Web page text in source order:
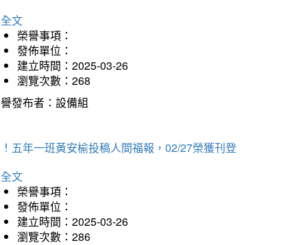
文
榮譽事項：
發佈單位：
建立時間：2025-03-26
瀏覽次數：268
發布者：設備組
五年一班黃安榆投稿人間福報，02/27榮獲刊登
文
榮譽事項：
發佈單位：
建立時間：2025-03-26
瀏覽次數：286